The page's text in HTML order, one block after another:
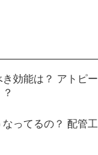
効能は？ アトピー
ってるの？ 配管工